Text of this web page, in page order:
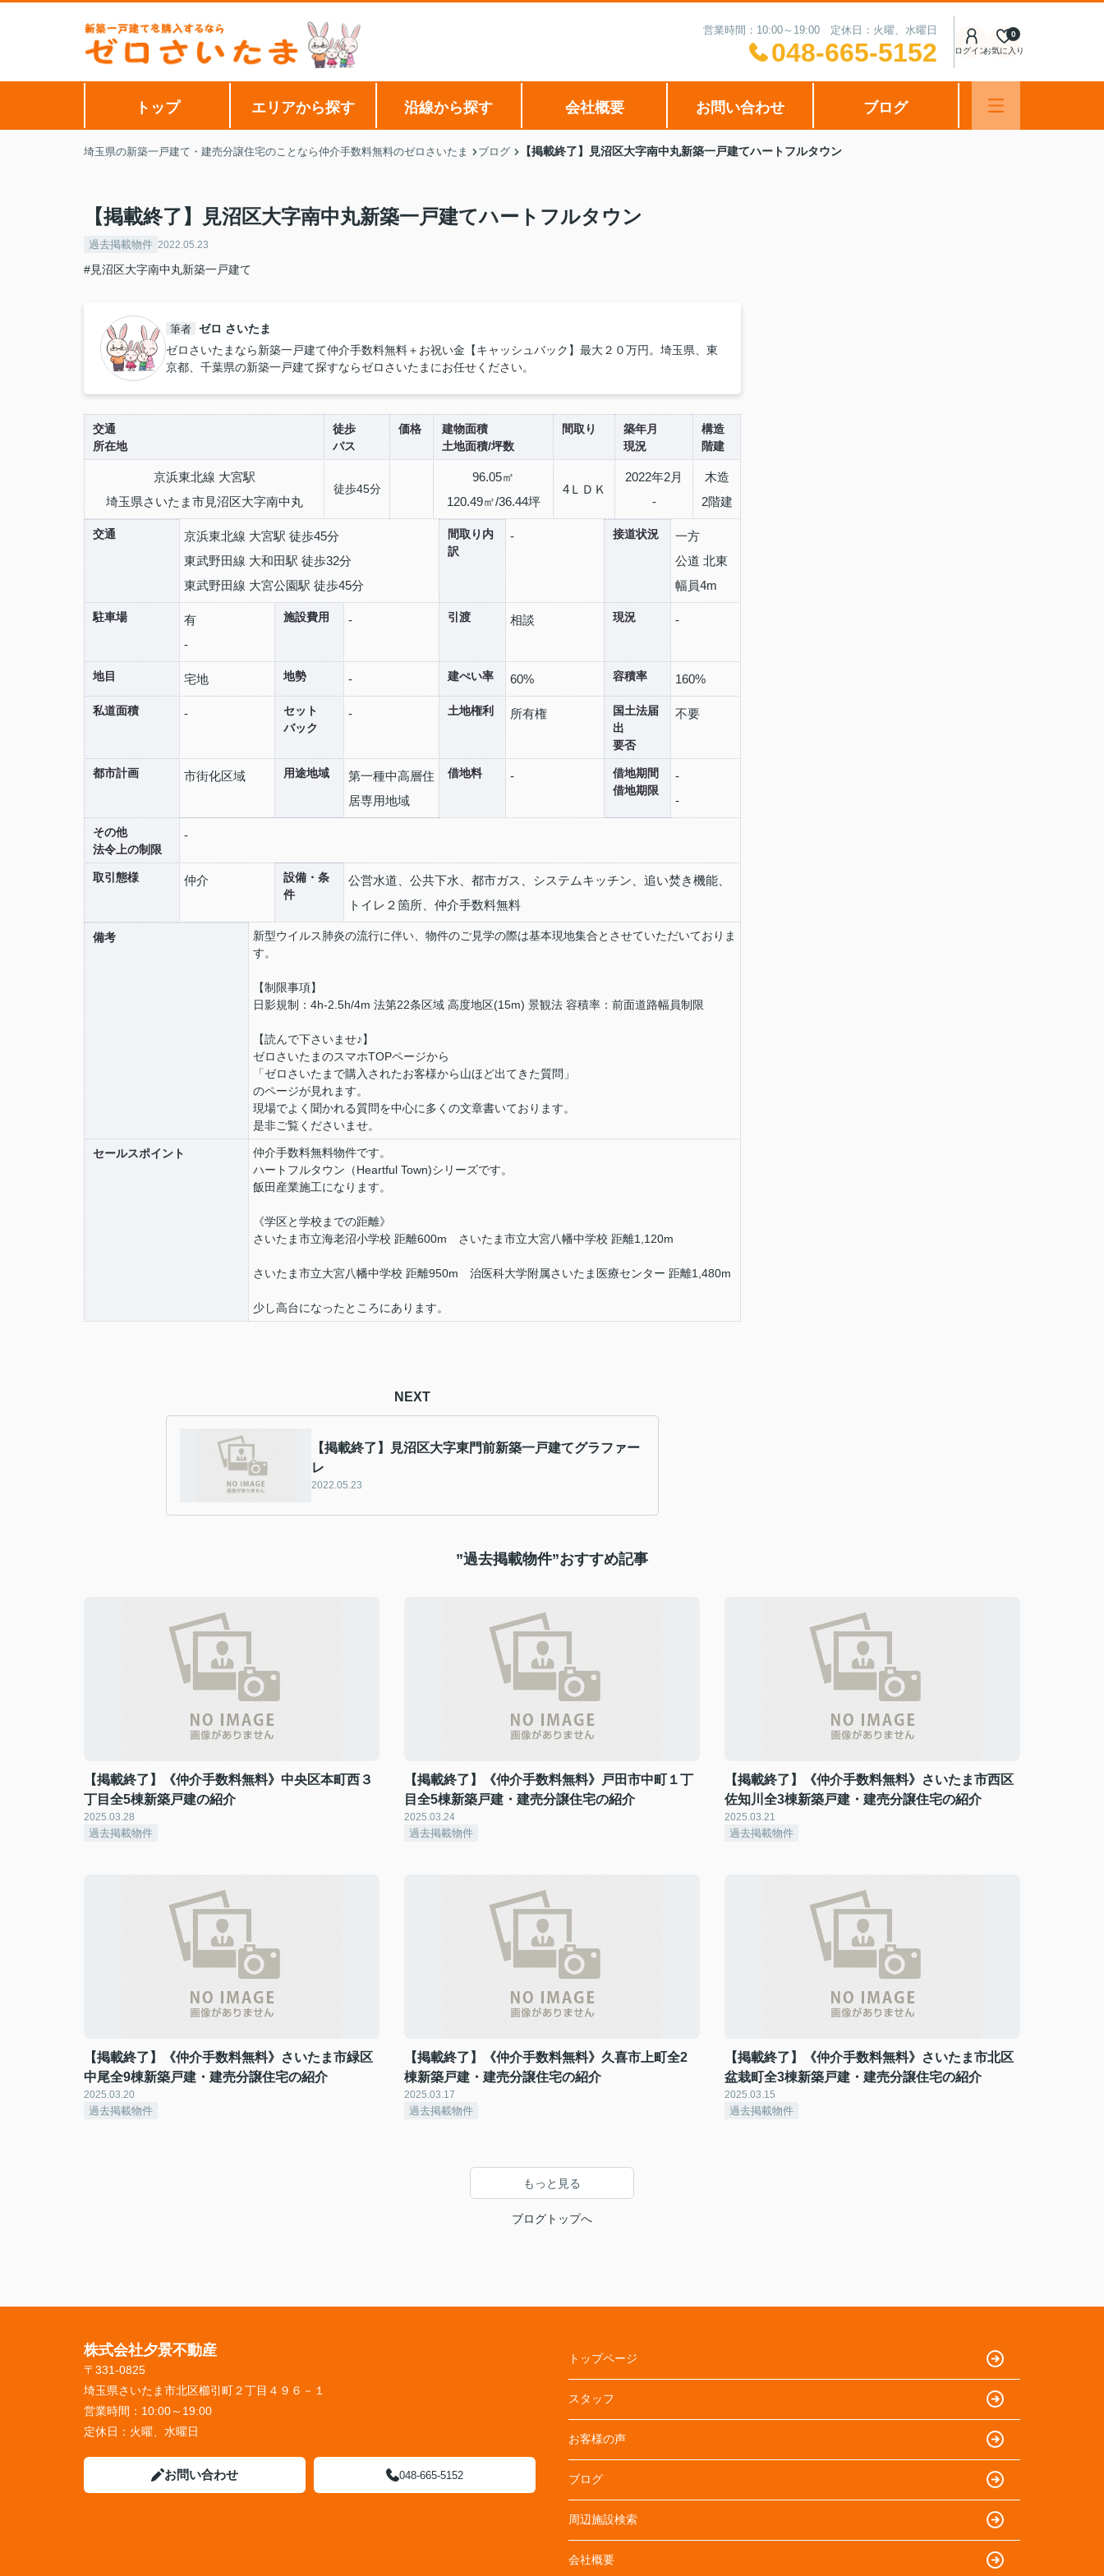
営業時間：10:00～19:00 定休日：火曜、水曜日
048-665-5152 ログインお気に入り
0
トップ エリアから探す 沿線から探す 会社概要 お問い合わせ ブログ
埼玉県の新築一戸建て・建売分譲住宅のことなら仲介手数料無料のゼロさいたま ブログ 【掲載終了】見沼区大字南中丸新築一戸建てハートフルタウン
【掲載終了】見沼区大字南中丸新築一戸建てハートフルタウン
過去掲載物件 2022.05.23
#見沼区大字南中丸新築一戸建て
筆者 ゼロ さいたま
ゼロさいたまなら新築一戸建て仲介手数料無料＋お祝い金【キャッシュバック】最大２０万円。埼玉県、東
京都、千葉県の新築一戸建て探すならゼロさいたまにお任せください。
交通
所在地
徒歩
バス
価格
建物面積
土地面積/坪数
間取り
築年月
現況
構造
階建
京浜東北線 大宮駅
埼玉県さいたま市見沼区大字南中丸
徒歩45分
96.05㎡
120.49㎡/36.44坪
4ＬＤＫ
2022年2月
-
木造
2階建
交通
京浜東北線 大宮駅 徒歩45分
東武野田線 大和田駅 徒歩32分
東武野田線 大宮公園駅 徒歩45分
間取り内
訳
- 接道状況
一方
公道 北東
幅員4m
駐車場
有
-
施設費用 - 引渡 相談 現況 -
地目 宅地 地勢 - 建ぺい率 60% 容積率 160%
私道面積 -
セット
バック
- 土地権利 所有権
国土法届
出
要否
不要
都市計画 市街化区域 用途地域
第一種中高層住
居専用地域
借地料 -
借地期間
借地期限
-
-
その他
法令上の制限
-
取引態様 仲介
設備・条
件
公営水道、公共下水、都市ガス、システムキッチン、追い焚き機能、
トイレ２箇所、仲介手数料無料
備考
新型ウイルス肺炎の流行に伴い、物件のご見学の際は基本現地集合とさせていただいておりま
す。
【制限事項】
日影規制：4h-2.5h/4m 法第22条区域 高度地区(15m) 景観法 容積率：前面道路幅員制限
【読んで下さいませ♪】
ゼロさいたまのスマホTOPページから
「ゼロさいたまで購入されたお客様から山ほど出てきた質問」
のページが見れます。
現場でよく聞かれる質問を中心に多くの文章書いております。
是非ご覧くださいませ。
セールスポイント
仲介手数料無料物件です。
ハートフルタウン（Heartful Town)シリーズです。
飯田産業施工になります。
《学区と学校までの距離》
さいたま市立海老沼小学校 距離600m さいたま市立大宮八幡中学校 距離1,120m
さいたま市立大宮八幡中学校 距離950m 治医科大学附属さいたま医療センター 距離1,480m
少し高台になったところにあります。
NEXT
【掲載終了】見沼区大字東門前新築一戸建てグラファー
レ
2022.05.23
”過去掲載物件”おすすめ記事
【掲載終了】《仲介手数料無料》中央区本町西３
丁目全5棟新築戸建の紹介
2025.03.28
過去掲載物件
【掲載終了】《仲介手数料無料》戸田市中町１丁
目全5棟新築戸建・建売分譲住宅の紹介
2025.03.24
過去掲載物件
【掲載終了】《仲介手数料無料》さいたま市西区
佐知川全3棟新築戸建・建売分譲住宅の紹介
2025.03.21
過去掲載物件
【掲載終了】《仲介手数料無料》さいたま市緑区
中尾全9棟新築戸建・建売分譲住宅の紹介
2025.03.20
過去掲載物件
【掲載終了】《仲介手数料無料》久喜市上町全2
棟新築戸建・建売分譲住宅の紹介
2025.03.17
過去掲載物件
【掲載終了】《仲介手数料無料》さいたま市北区
盆栽町全3棟新築戸建・建売分譲住宅の紹介
2025.03.15
過去掲載物件
もっと見る
ブログトップへ
株式会社夕景不動産
〒331-0825
埼玉県さいたま市北区櫛引町２丁目４９６－１
営業時間： 10:00～19:00
定休日： 火曜、水曜日
お問い合わせ 048-665-5152
トップページ
スタッフ
お客様の声
ブログ
周辺施設検索
会社概要